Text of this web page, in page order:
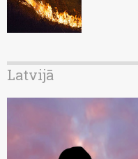
Latvijā